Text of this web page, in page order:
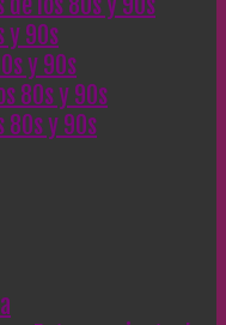
y 90s
y 90s
80s y 90s
80s y 90s